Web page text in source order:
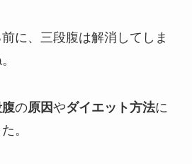
に、三段腹は解消してしま
の原因やダイエット方法に
。